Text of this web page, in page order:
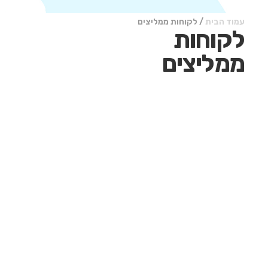
עמוד הבית / לקוחות ממליצים
לקוחות
ממליצים